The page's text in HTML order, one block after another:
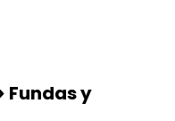
Fundas y